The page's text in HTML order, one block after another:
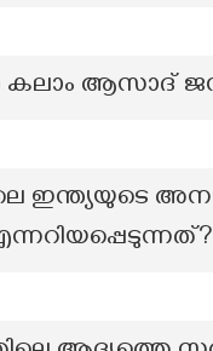
ആസാദ്
ഇന്ത്യയുടെ